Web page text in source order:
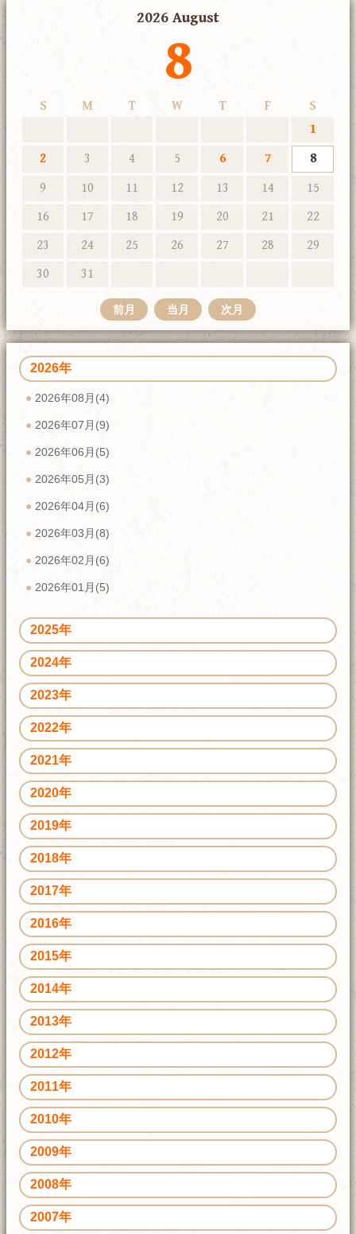
2026 August
8
S M T W T F
S
1
2
3 4 5 6 7
8
9
10 11 12 13 14
15
16
17 18 19 20 21
22
23
24 25 26 27 28
29
30
31
前月 当月 次月
2026年
2026年08月(4)
2026年07月(9)
2026年06月(5)
2026年05月(3)
2026年04月(6)
2026年03月(8)
2026年02月(6)
2026年01月(5)
2025年
2024年
2023年
2022年
2021年
2020年
2019年
2018年
2017年
2016年
2015年
2014年
2013年
2012年
2011年
2010年
2009年
2008年
2007年